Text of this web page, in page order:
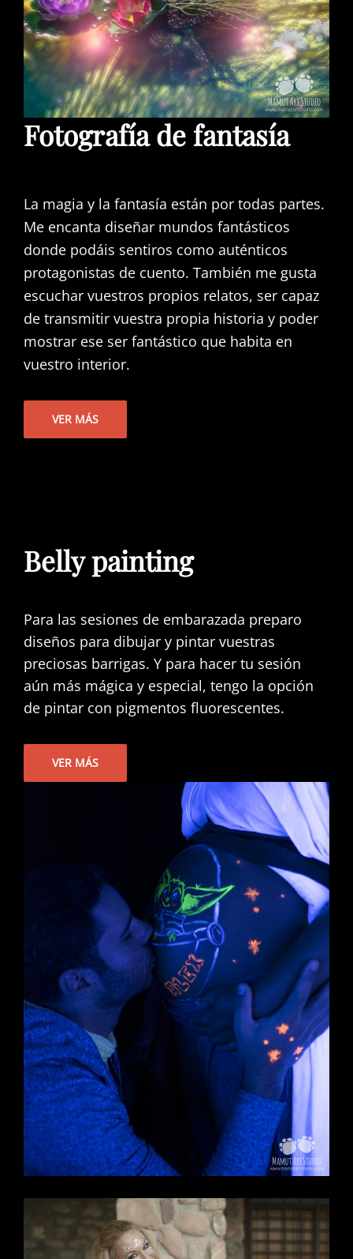
Fotografía de fantasía
La magia y la fantasía están por todas partes.
Me encanta diseñar mundos fantásticos
donde podáis sentiros como auténticos
protagonistas de cuento. También me gusta
escuchar vuestros propios relatos, ser capaz
de transmitir vuestra propia historia y poder
mostrar ese ser fantástico que habita en
vuestro interior.
VER MÁS
Belly painting
Para las sesiones de embarazada preparo
diseños para dibujar y pintar vuestras
preciosas barrigas. Y para hacer tu sesión
aún más mágica y especial, tengo la opción
de pintar con pigmentos fluorescentes.
VER MÁS